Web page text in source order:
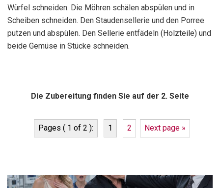
Würfel schneiden. Die Möhren schälen abspülen und in
Scheiben schneiden. Den Staudensellerie und den Porree
putzen und abspülen. Den Sellerie entfädeln (Holzteile) und
beide Gemüse in Stücke schneiden.
Die Zubereitung finden Sie auf der 2. Seite
Pages ( 1 of 2 ): 1 2 Next page »